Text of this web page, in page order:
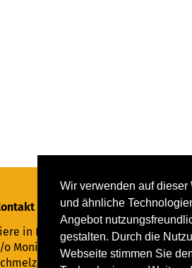
Wir verwenden auf
und ähnliche
Angebot
gestalten. Durch die
Webseite stimmen Sie
in Not Saar e.V.
o Monika Ewen
Straße 22